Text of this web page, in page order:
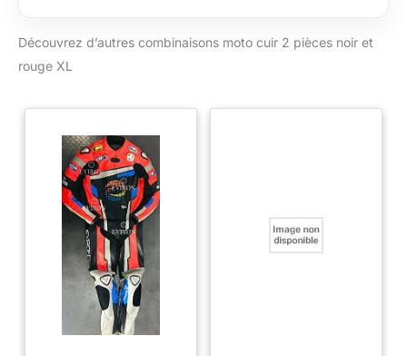
Découvrez d’autres combinaisons moto cuir 2 pièces noir et
rouge XL